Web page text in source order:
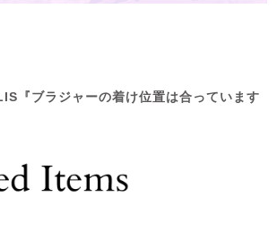
『ブラジャーの着け位置は合っています